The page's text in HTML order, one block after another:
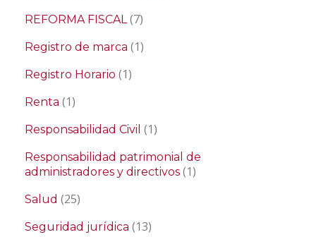
REFORMA FISCAL(7)
Registro de marca (1)
Registro Horario (1)
Renta (1)
Responsabilidad Civil (1)
Responsabilidad patrimonial de
administradores y directivos (1)
Salud (25)
Seguridad jurídica (13)